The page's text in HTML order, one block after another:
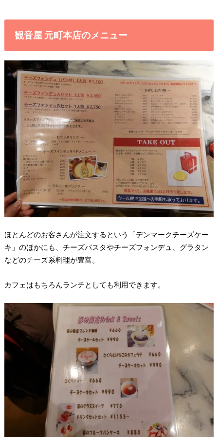
観音屋 元町本店のメニュー
ほとんどのお客さんが注文するという「デンマークチーズケー
キ」のほかにも、チーズパスタやチーズフォンデュ、グラタン
などのチーズ系料理が豊富。
カフェはもちろんランチとしても利用できます。